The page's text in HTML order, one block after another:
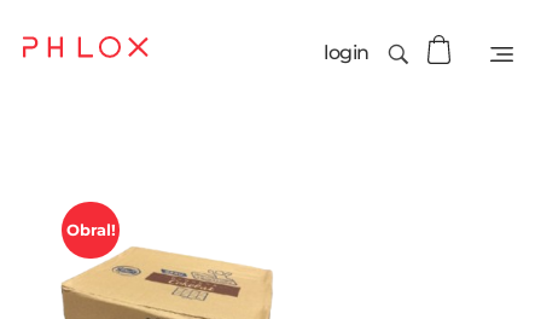
login
Obral!